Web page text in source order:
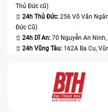
Thủ Đức cũ)
24h Thủ Đức: 256 Võ Văn
Đức Cũ)
24h Dĩ An: 70 Nguyễn An Ninh,
24h Vũng Tàu: 162A Ba Cu,